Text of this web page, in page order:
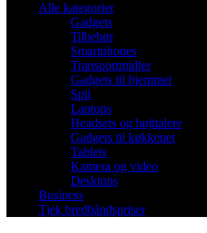
Alle kategorier
Gadgets
Tilbehør
Smartphones
Transportmidler
Gadgets til hjemmet
Spil
Laptops
Headsets og højttalere
Gadgets til køkkenet
Tablets
Kamera og video
Desktops
Business
Tjek bredbåndspriser